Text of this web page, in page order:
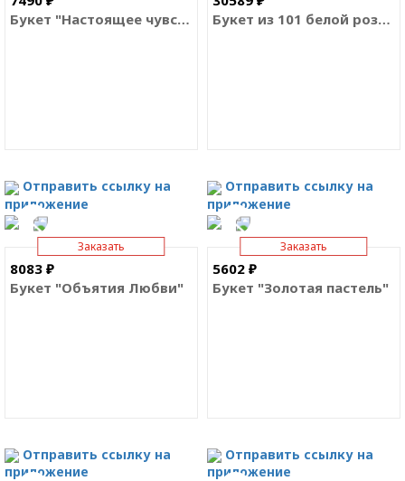
Букет из 101 белой розы Эквадор
Отправить ссылку на
приложение
Букет "Настоящее чувство"
Отправить ссылку на
приложение
Заказать
5602 ₽
Букет "Золотая пастель"
Отправить ссылку на
приложение
Заказать
8083 ₽
Букет "Объятия Любви"
Отправить ссылку на
приложение